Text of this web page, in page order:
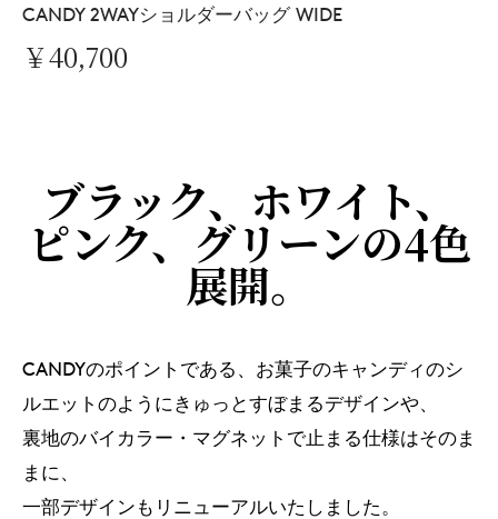
CANDY 2WAYショルダーバッグ WIDE
￥40,700
ブラック、ホワイト、
ピンク、グリーンの4色
展開。
CANDYのポイントである、お菓子のキャンディのシ
ルエットのようにきゅっとすぼまるデザインや、
裏地のバイカラー・マグネットで止まる仕様はそのま
まに、
一部デザインもリニューアルいたしました。